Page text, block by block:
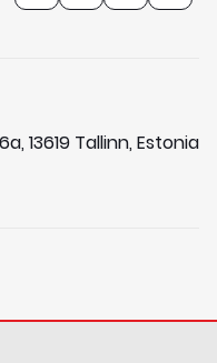
13619 Tallinn, Estonia